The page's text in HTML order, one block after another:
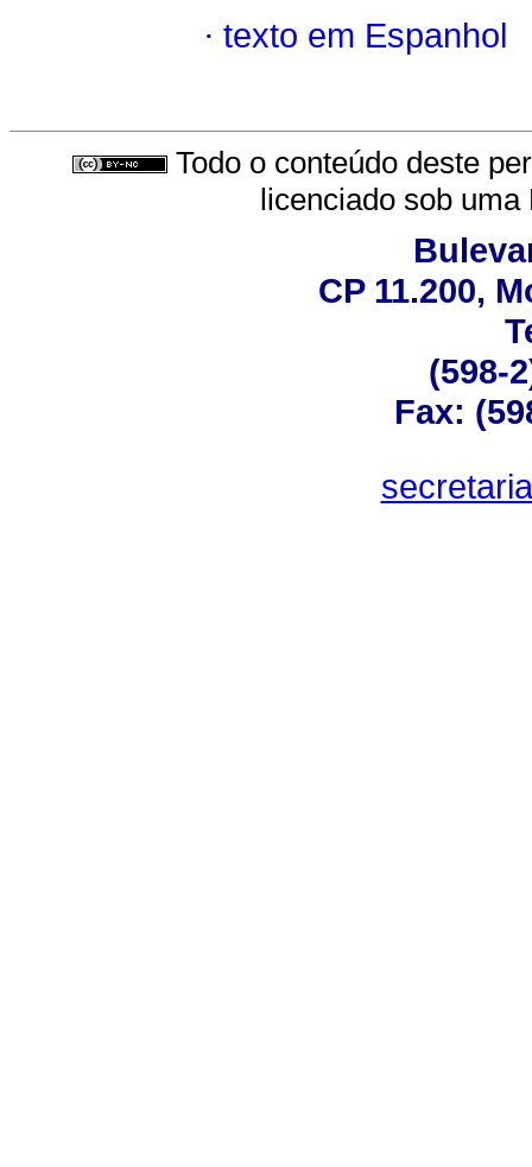
· texto em Espanhol
Todo o conteúdo deste
licenciado sob uma
CP 11.200,
(598-
Fax: